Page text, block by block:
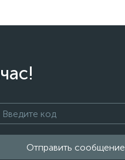
Отправить сообщение